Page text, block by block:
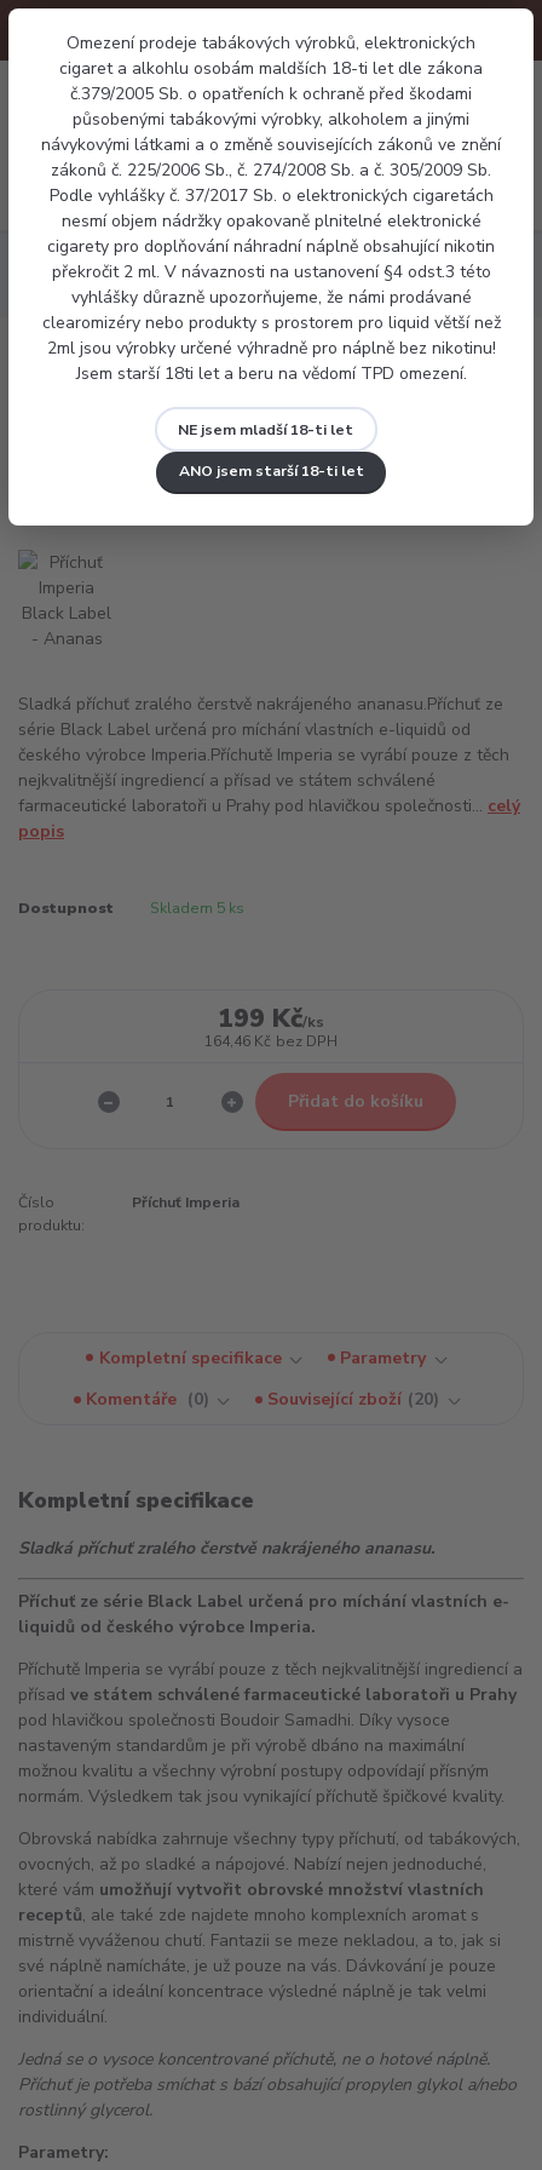
Omezení prodeje tabákových výrobků, elektronických
cigaret a alkohlu osobám maldších 18-ti let dle zákona
č.379/2005 Sb. o opatřeních k ochraně před škodami
působenými tabákovými výrobky, alkoholem a jinými
návykovými látkami a o změně souvisejících zákonů ve znění
zákonů č. 225/2006 Sb., č. 274/2008 Sb. a č. 305/2009 Sb.
Podle vyhlášky č. 37/2017 Sb. o elektronických cigaretách
nesmí objem nádržky opakovaně plnitelné elektronické
cigarety pro doplňování náhradní náplně obsahující nikotin
překročit 2 ml. V návaznosti na ustanovení §4 odst.3 této
vyhlášky důrazně upozorňujeme, že námi prodávané
clearomizéry nebo produkty s prostorem pro liquid větší než
2ml jsou výrobky určené výhradně pro náplně bez nikotinu!
Jsem starší 18ti let a beru na vědomí TPD omezení.
NE jsem mladší 18-ti let
ANO jsem starší 18-ti let
Menu
0 Kč
Báze a příchutě Příchutě
Příchuť Imperia Black Label -
Ananas 10ml
Příchuť Imperia Black Label - Ananas
Sladká příchuť zralého čerstvě nakrájeného ananasu.Příchuť ze
série Black Label určená pro míchání vlastních e-liquidů od
českého výrobce Imperia.Příchutě Imperia se vyrábí pouze z těch
nejkvalitnější ingrediencí a přísad ve státem schválené
farmaceutické laboratoři u Prahy pod hlavičkou společnosti... celý
popis
Dostupnost Skladem 5 ks
199 Kč/ks
164,46 Kč bez DPH
Přidat do košíku
Číslo
produktu:
Příchuť Imperia
Kompletní specifikace
Parametry
Komentáře
0 Související zboží 20
Kompletní specifikace
Sladká příchuť zralého čerstvě nakrájeného ananasu.
Příchuť ze série Black Label určená pro míchání vlastních e-
liquidů od českého výrobce Imperia.
Příchutě Imperia se vyrábí pouze z těch nejkvalitnější ingrediencí a
přísad ve státem schválené farmaceutické laboratoři u Prahy
pod hlavičkou společnosti Boudoir Samadhi. Díky vysoce
nastaveným standardům je při výrobě dbáno na maximální
možnou kvalitu a všechny výrobní postupy odpovídají přísným
normám. Výsledkem tak jsou vynikající příchutě špičkové kvality.
Obrovská nabídka zahrnuje všechny typy příchutí, od tabákových,
ovocných, až po sladké a nápojové. Nabízí nejen jednoduché,
které vám umožňují vytvořit obrovské množství vlastních
receptů, ale také zde najdete mnoho komplexních aromat s
mistrně vyváženou chutí. Fantazii se meze nekladou, a to, jak si
své náplně namícháte, je už pouze na vás. Dávkování je pouze
orientační a ideální koncentrace výsledné náplně je tak velmi
individuální.
Jedná se o vysoce koncentrované příchutě, ne o hotové náplně.
Příchuť je potřeba smíchat s bází obsahující propylen glykol a/nebo
rostlinný glycerol.
Parametry: